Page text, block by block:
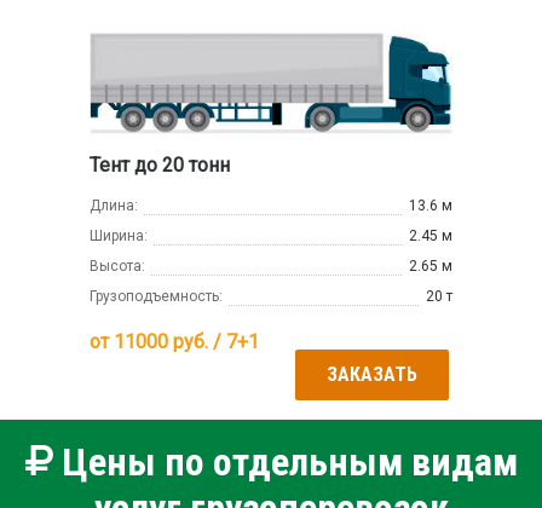
Тент до 20 тонн
Длина:
13.6 м
Ширина:
2.45 м
Высота:
2.65 м
Грузоподъемность:
20 т
от 11000 руб. / 7+1
ЗАКАЗАТЬ
Цены по отдельным видам